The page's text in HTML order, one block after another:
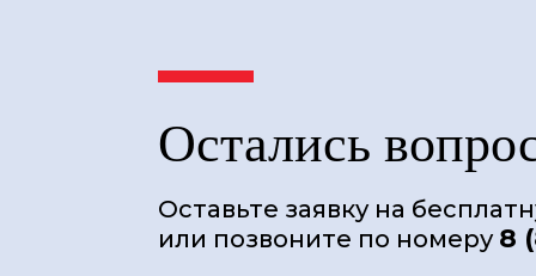
Остались
Оставьте заявку на
или позвоните по номеру 8